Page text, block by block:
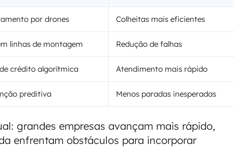
por drones Colheitas mais eficientes
linhas de montagem Redução de falhas
crédito algorítmica Atendimento mais rápido
preditiva Menos paradas inesperadas
grandes empresas avançam mais rápido,
enfrentam obstáculos para incorporar